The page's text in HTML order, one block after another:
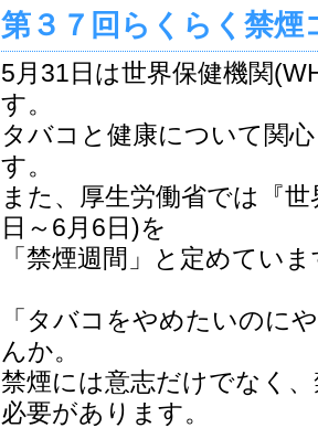
第３７回らくらく禁煙
5月31日は世界保健機関
す。
タバコと健康について関
す。
また、厚生労働省では『
日～6月6日)を
「禁煙週間」と定めてい
「タバコをやめたいのに
んか。
禁煙には意志だけでなく
必要があります。